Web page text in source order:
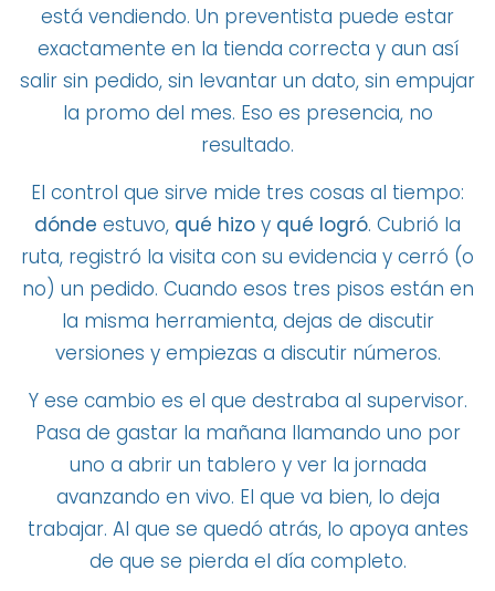
está vendiendo. Un preventista puede estar
exactamente en la tienda correcta y aun así
salir sin pedido, sin levantar un dato, sin empujar
la promo del mes. Eso es presencia, no
resultado.
El control que sirve mide tres cosas al tiempo:
dónde estuvo, qué hizo y qué logró. Cubrió la
ruta, registró la visita con su evidencia y cerró (o
no) un pedido. Cuando esos tres pisos están en
la misma herramienta, dejas de discutir
versiones y empiezas a discutir números.
Y ese cambio es el que destraba al supervisor.
Pasa de gastar la mañana llamando uno por
uno a abrir un tablero y ver la jornada
avanzando en vivo. El que va bien, lo deja
trabajar. Al que se quedó atrás, lo apoya antes
de que se pierda el día completo.